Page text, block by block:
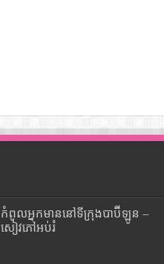
កំពូលអ្នកមាននៅទីក្រុងបាប៊ីឡូន –
សៀវភៅអប់រំ